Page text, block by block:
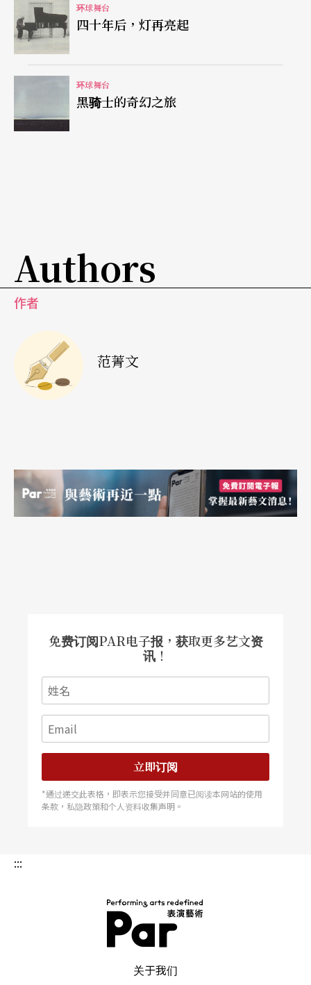
小时马拉松的播放方式供来访者自由进出欣赏。视
听室内原本的座椅全被移开，只剩下三张黑色的宽
面长条座椅放置在这个类似实验小剧场一般的黑盒
子视听室里。整个空间空荡荡的：三张椅子、二个
架高的扩音箱。来访的听众随意地坐在地毯上，虽
理论分析的部分。因此较不受限于技术层面的束缚
而较容易接受非正统性或富有想像力的事物。惠尼
的角度来看二十世纪后半期的音乐创作。惠尼艺术
馆这次挑选的作品中除了有上述所提大师级的作品
以外，也有年轻一辈的创作；有鲜为人知的作品、
者主导的电子／电脑音乐领域。作品如：密顿．巴
比特（Milton Babbitt）、皮耶．布列兹（Pierre Bo
ulez）、摩尔顿．苏巴尼克（Morton Subot-nic
不过来访者可以听到美国富争议性的作曲家约翰．
凯吉（John Cage）的八十六分钟文字作品原声
带、罗瑞．安德森（Laurie Anderson）一九七〇年
的作品、卢．瑞得（Lou Reed）一九七五年的吉他
回音（guitar-feedback）作品Metal Machine Musi
c，还有富后现代色彩的唱片DJ「DJ幽灵」（DJ Sp
ooky）的新作品。除此，几支以较传统演出方式呈
现，但内容非常不传统的作品有电子吉他演奏的葛
乐章、梅瑞迪丝．蒙克（Meredith Monk）玩弄喉
拉斯（Philip Glass）及其乐团演奏费时206分钟的
作品Music in 12 Parts。
环球舞台
四十年后，灯再亮起
环球舞台
黑骑士的奇幻之旅
Authors
作者
范菁文
免费订阅PAR电子报，获取更多艺文资
讯！
立即订阅
*通过递交此表格，即表示您接受并同意已阅读本网站的使用
条款，私隐政策和个人资料收集声明。
:::
关于我们